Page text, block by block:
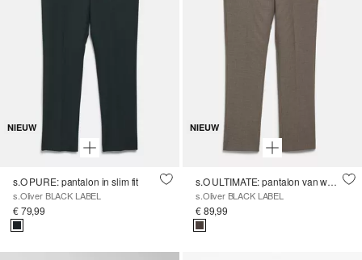
NIEUW
s.O PURE: pantalon in slim fit
s.Oliver BLACK LABEL
€ 79,99
NIEUW
s.O ULTIMATE: pantalon van wolmix in slim fit
s.Oliver BLACK LABEL
€ 89,99